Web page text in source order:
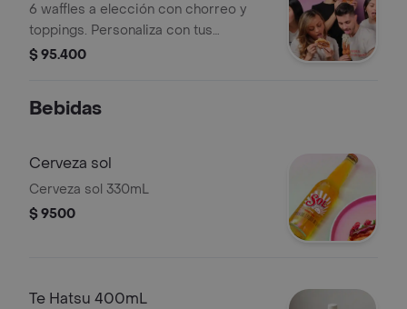
6 waffles a elección con chorreo y
toppings. Personaliza con tus
toppings favoritos.
$ 95.400
Bebidas
Cerveza sol
Cerveza sol 330mL
$ 9500
Te Hatsu 400mL